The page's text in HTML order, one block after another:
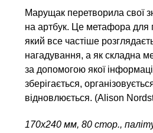
Марущак перетворила свої
на артбук. Це метафора для
який все частіше
нагадування, а як складна
за допомогою якої
зберігається,
відновлюється. (Alison
170х240 мм, 80 стор.,